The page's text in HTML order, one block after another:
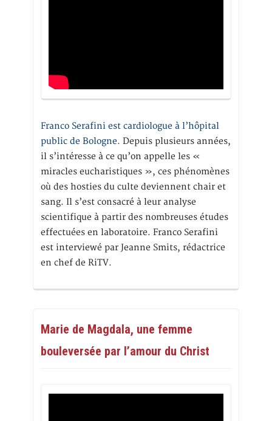
Franco Serafini est cardiologue à l’hôpital
public de Bologne. Depuis plusieurs années,
il s’intéresse à ce qu’on appelle les «
miracles eucharistiques », ces phénomènes
où des hosties du culte deviennent chair et
sang. Il s’est consacré à leur analyse
scientifique à partir des nombreuses études
effectuées en laboratoire. Franco Serafini
est interviewé par Jeanne Smits, rédactrice
en chef de RiTV.
Marie de Magdala, une femme
bouleversée par l’amour du Christ